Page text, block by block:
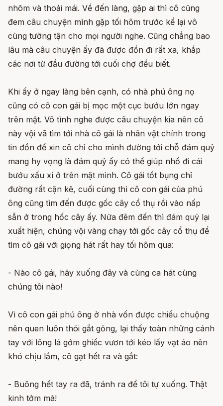
nhõm và thoải mái. Về đến làng, gặp ai thì cô cũng
đem câu chuyện mình gặp tối hôm trước kể lại vô
cùng tường tận cho mọi người nghe. Cũng chẳng bao
lâu mà câu chuyện ấy đã được đồn đi rất xa, khắp
các nơi từ đầu đường tới cuối chợ đều biết.
Khi ấy ở ngay làng bên cạnh, có nhà phú ông nọ
cũng có cô con gái bị mọc một cục bướu lớn ngay
trên mặt. Vô tình nghe được câu chuyện kia nên cô
này vội vã tìm tới nhà cô gái là nhân vật chính trong
tin đồn để xin cô chỉ cho mình đường tới chỗ đám quỷ
mang hy vọng là đám quỷ ấy có thể giúp nhổ đi cái
bướu xấu xí ở trên mặt mình. Cô gái tốt bụng chỉ
đường rất cặn kẽ, cuối cùng thì cô con gái của phú
ông cũng tìm đến được gốc cây cổ thụ rồi vào nấp
sẵn ở trong hốc cây ấy. Nửa đêm đến thì đám quỷ lại
xuất hiện, chúng vội vàng chạy tới gốc cây cổ thụ để
tìm cô gái với giọng hát rất hay tối hôm qua:
- Nào cô gái, hãy xuống đây và cùng ca hát cùng
chúng tôi nào!
Vì cô con gái phú ông ở nhà vốn được chiều chuộng
nên quen luôn thói gắt gỏng, lại thấy toàn những cánh
tay với lông lá gớm ghiếc vươn tới kéo lấy vạt áo nên
khó chịu lắm, cô gạt hết ra và gắt:
- Buông hết tay ra đã, tránh ra để tôi tự xuống. Thật
kinh tởm mà!